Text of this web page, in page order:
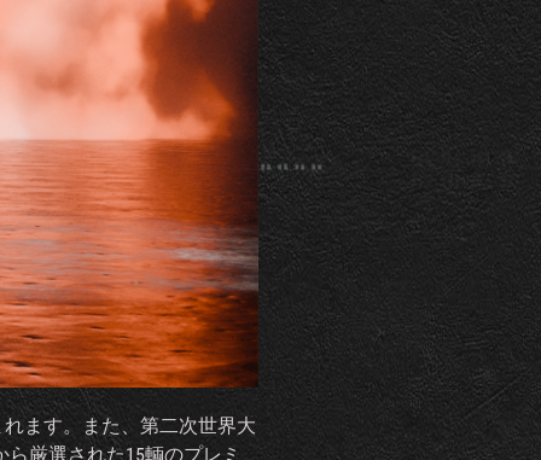
ます。また、第二次世界大
厳選された15輌のプレミ